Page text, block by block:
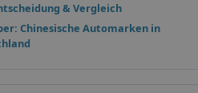
& Vergleich
Chinesische Automarken in